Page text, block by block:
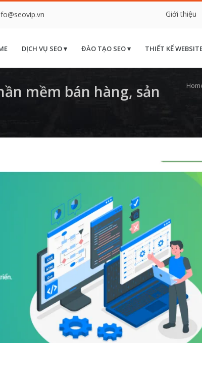
Giới thiệu
DỊCH VỤ SEO ▾ ĐÀO TẠO SEO ▾ THIẾT KẾ
mềm bán hàng, sản